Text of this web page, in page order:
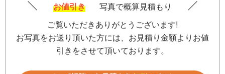
お値引き
写真で概算見積もり
ご覧いただきありがとうございます!
お写真をお送り頂いた方には、お見積り金額よりお値
引きをさせて頂いております。